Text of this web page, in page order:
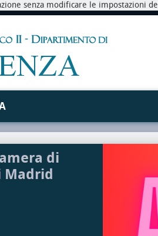
senza modificare le impostazioni
di
Madrid